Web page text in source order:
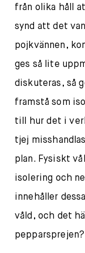
från olika håll
synd att det
pojkvännen,
ges så lite
diskuteras, så
framstå som
till hur det i
tjej
plan. Fysiskt
isolering och
innehåller
våld, och det
pepparsprejen?